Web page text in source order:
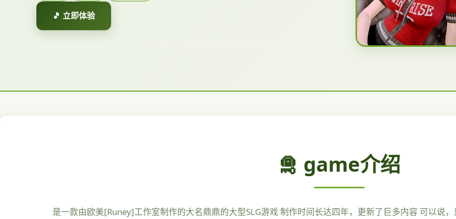
🎵 立即体验
🛅 game介绍
是一款由欧美[Runey]工作室制作的大名鼎鼎的大型SLG游戏 制作时间长达四年，更新了巨多内容 可以说